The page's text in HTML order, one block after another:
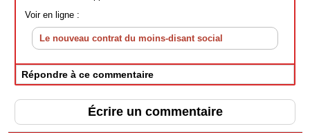
Voir en ligne :
Le nouveau contrat du moins-disant social
Répondre à ce commentaire
Écrire un commentaire